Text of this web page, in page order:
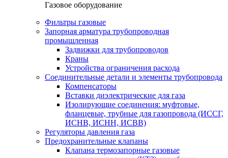
Газовое оборудование
Фильтры газовые
Запорная арматура трубопроводная
промышленная
Задвижки для трубопроводов
Краны
Устройства ограничения расхода
Соединительные детали и элементы трубопровода
Компенсаторы
Вставки диэлектрические для газа
Изолирующие соединения: муфтовые,
фланцевые, трубные для газопровода (ИССГ,
ИСНВ, ИСНН, ИСВВ)
Регуляторы давления газа
Предохранительные клапаны
Клапана термозапорные газовые